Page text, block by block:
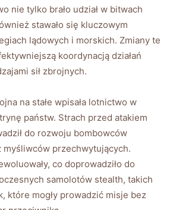
nie tylko brało udział w bitwach
stawało się kluczowym
lądowych i morskich. Zmiany te
koordynacją działań
sił zbrojnych.
na stałe wpisała lotnictwo w
państw. Strach przed atakiem
do rozwoju bombowców
myśliwców przechwytujących.
co doprowadziło do
samolotów stealth, takich
które mogły prowadzić misje bez